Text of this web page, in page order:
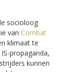
socioloog
vanCombat
klimaat te
propaganda,
kunnen